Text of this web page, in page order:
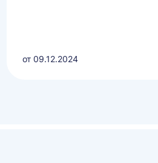
от 09.12.2024